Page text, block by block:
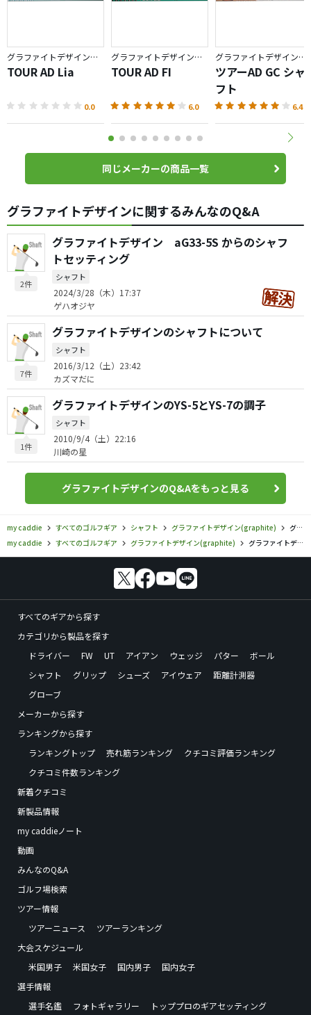
グラファイトデザイン／TOUR AD
TOUR AD Lia
0.0
グラファイトデザイン／TOUR AD
TOUR AD FI
6.0
グラファイトデザイン／TOUR AD
ツアーAD GC シャ
フト
6.4
同じメーカーの商品一覧
グラファイトデザインに関するみんなのQ&A
2件
グラファイトデザイン aG33-5S からのシャフ
トセッティング
シャフト
2024/3/28（木）17:37
ゲハオジヤ
7件
グラファイトデザインのシャフトについて
シャフト
2016/3/12（土）23:42
カズマだに
1件
グラファイトデザインのYS-5とYS-7の調子
シャフト
2010/9/4（土）22:16
川崎の星
グラファイトデザインのQ&Aをもっと見る
my caddie すべてのゴルフギア シャフト グラファイトデザイン(graphite)
グラファイトデザイン／／aG19 シャフトの口コミ評価
my caddie
すべてのゴルフギア グラファイトデザイン(graphite) グラファイトデザイン／／aG19 シャフトの口コミ評価
すべてのギアから探す
カテゴリから製品を探す
ドライバー
FW UT アイアン ウェッジ パター
ボール
シャフト
グリップ シューズ アイウェア
距離計測器
グローブ
メーカーから探す
ランキングから探す
ランキングトップ
売れ筋ランキング
クチコミ評価ランキング
クチコミ件数ランキング
新着クチコミ
新製品情報
my caddieノート
動画
みんなのQ&A
ゴルフ場検索
ツアー情報
ツアーニュース
ツアーランキング
大会スケジュール
米国男子
米国女子 国内男子
国内女子
選手情報
選手名鑑
フォトギャラリー トッププロのギアセッティング